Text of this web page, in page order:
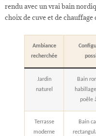
rendu avec un vrai bain
choix de cuve et de chauffage
Ambiance
recherchée
Jardin
naturel
Bain
poêle
Terrasse
moderne
Bain